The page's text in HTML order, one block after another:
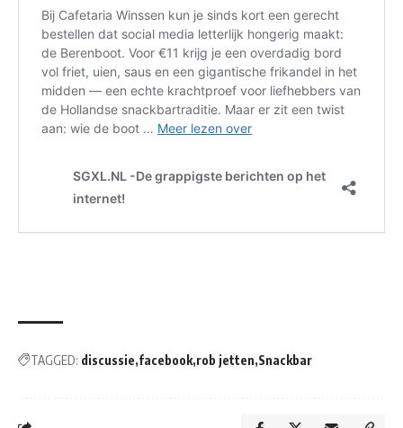
TAGGED: discussie facebook rob jetten Snackbar